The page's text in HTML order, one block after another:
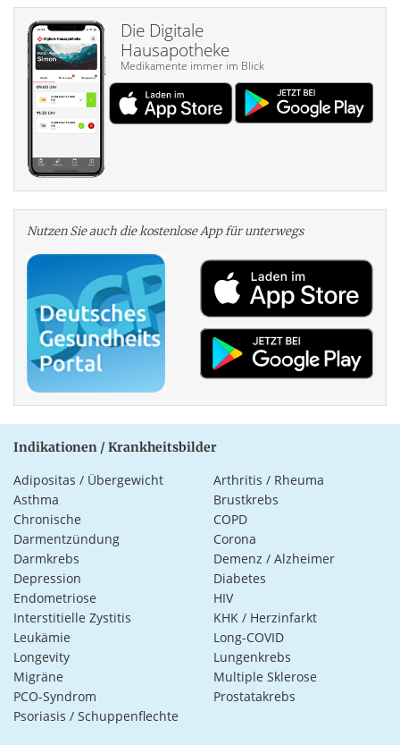
Die Digitale
Hausapotheke
Medikamente immer im Blick
Nutzen Sie auch die kosten­lose App für unterwegs
Indikationen / Krankheitsbilder
Adipositas / Übergewicht
Arthritis / Rheuma
Asthma
Brustkrebs
Chronische
Darmentzündung
COPD
Corona
Darmkrebs
Demenz / Alzheimer
Depression
Diabetes
Endometriose
HIV
Interstitielle Zystitis
KHK / Herzinfarkt
Leukämie
Long-COVID
Longevity
Lungenkrebs
Migräne
Multiple Sklerose
PCO-Syndrom
Prostatakrebs
Psoriasis / Schuppenflechte